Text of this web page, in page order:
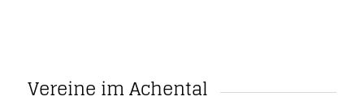
Vereine im Achental